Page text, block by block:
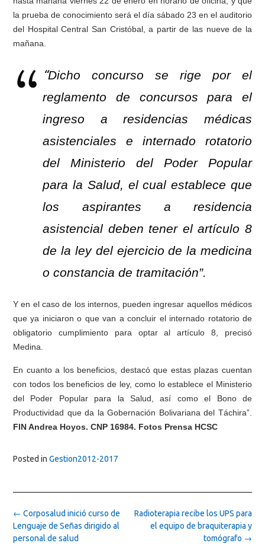
la prueba de conocimiento será el día sábado 23 en el auditorio
del Hospital Central San Cristóbal, a partir de las nueve de la
mañana.
“Dicho concurso se rige por el
reglamento de concursos para el
ingreso a residencias médicas
asistenciales e internado rotatorio
del Ministerio del Poder Popular
para la Salud, el cual establece que
los aspirantes a residencia
asistencial deben tener el artículo 8
de la ley del ejercicio de la medicina
o constancia de tramitación”.
Y en el caso de los internos, pueden ingresar aquellos médicos
que ya iniciaron o que van a concluir el internado rotatorio de
obligatorio cumplimiento para optar al artículo 8, precisó
Medina.
En cuanto a los beneficios, destacó que estas plazas cuentan
con todos los beneficios de ley, como lo establece el Ministerio
del Poder Popular para la Salud, así como el Bono de
Productividad que da la Gobernación Bolivariana del Táchira”.
FIN Andrea Hoyos. CNP 16984. Fotos Prensa HCSC
Posted in Gestion2012-2017
Post
navigation
Radioterapia recibe los UPS para
el equipo de braquiterapia y
tomógrafo →
← Corposalud inició curso de
Lenguaje de Señas dirigido al
personal de salud